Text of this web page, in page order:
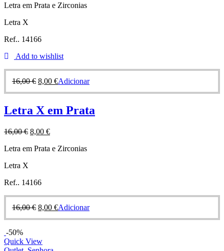
Letra em Prata e Zirconias
Letra X
Ref.. 14166
Add to wishlist
16,00€ 8,00 €Adicionar
Letra X em Prata
16,00€ 8,00 €
Letra em Prata e Zirconias
Letra X
Ref.. 14166
16,00€ 8,00 €Adicionar
-50%
Quick View